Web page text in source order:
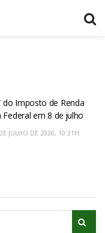
do Imposto de Renda
em 8 de julho
JULHO DE 2026, 10:21H